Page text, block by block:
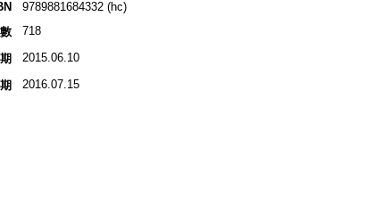
9789881684332 (hc)
718
2015.06.10
2016.07.15